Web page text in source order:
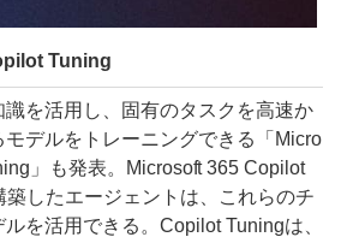
Tuning
識を活用し、固有のタスクを高速か
デルをトレーニングできる「Micro
」も発表。Microsoft 365 Copilot
したエージェントは、これらのチ
を活用できる。Copilot Tuningは、